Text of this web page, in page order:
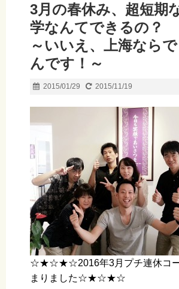
3月の春休み、超短期
学なんてできるの？
～いいえ、上海なら
んです！～
2015/01/29 2015/11/19
☆★☆★☆2016年3月プチ連休コー
まりました☆★☆★☆